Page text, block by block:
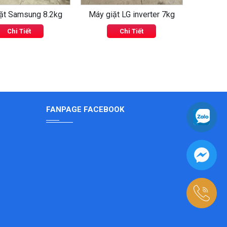
Samsung 8.2kg
Chi Tiết
Máy giặt LG inverter 7kg
Chi Tiết
FANPAGE FACEBOOK